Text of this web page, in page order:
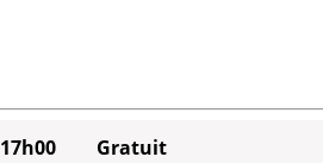
17h00 Gratuit